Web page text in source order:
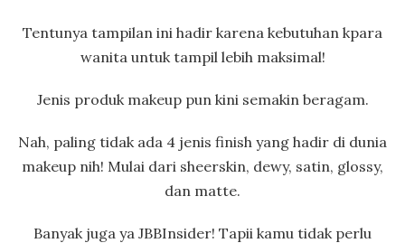
Tentunya tampilan ini hadir karena kebutuhan kpara
wanita untuk tampil lebih maksimal!
Jenis produk makeup pun kini semakin beragam.
Nah, paling tidak ada 4 jenis finish yang hadir di dunia
makeup nih! Mulai dari sheerskin, dewy, satin, glossy,
dan matte.
Banyak juga ya JBBInsider! Tapii kamu tidak perlu